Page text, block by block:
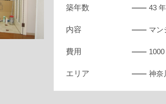
築年数 43 年
内容 マン
費用
エリア 神奈